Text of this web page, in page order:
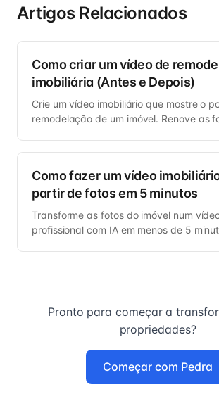
Artigos Relacionados
Como criar um vídeo de
imobiliária (Antes e Depois)
Crie um vídeo imobiliário que mostre o
remodelação de um imóvel. Renove as
Como fazer um vídeo
partir de fotos em 5 minutos
Transforme as fotos do imóvel num
profissional com IA em menos de 5
Pronto para começar a
propriedades?
Começar com Pedra